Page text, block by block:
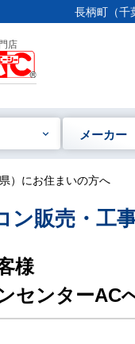
長柄町（千
店
メーカー
）にお住まいの方へ
ン販売・工
様
センターAC